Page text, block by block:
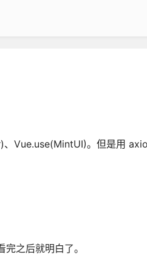
Vue.use(MintUI)。但是用
之后就明白了。